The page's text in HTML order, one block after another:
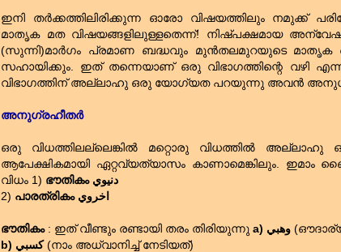
ഇനി തര്‍ക്കത്തിലിരിക്കുന്ന ഓരോ വിഷയത്തിലും നമുക്ക്‌
മാതൃക മത വിഷയങ്ങളിലുള്ളതെന്ന്! നിഷ്പക്ഷമായ
(സുന്നി)മാര്‍ഗം പ്രമാണ ബദ്ധവും മുന്‍തലമുറയുടെ
സഹായിക്കും. ഇത്‌ തന്നെയാണ്‌ ഒരു വിഭാഗത്തിന്റെ
വിഭാഗത്തിന്‌ അല്ലാഹു ഒരു യോഗ്യത പറയുന്നു അവന്‍
അനുഗ്രഹീതര്‍
ഒരു വിധത്തിലല്ലെങ്കിൽ മറ്റൊരു വിധത്തിൽ
ആപേക്ഷികമായി ഏറ്റവ്യത്യാസം കാണാമെങ്കിലും.
വിധം 1)
ഭൗതികം دنيوي
2)
പാരത്രികം اخروي
ഭൗതികം: ഇത്‌ വീണ്ടും രണ്ടായി തരം തിരിയുന്നു a) وهبي
b) كسبي(നാം അധ്വാനിച്ച്‌ നേടിയത്‌)